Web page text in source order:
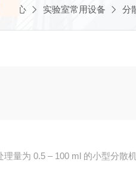
中心 实验室常用设备 分
量为 0.5 – 100 ml 的小型分散机